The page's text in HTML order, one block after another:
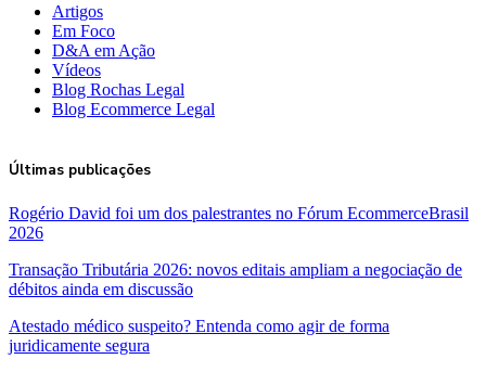
Artigos
Em Foco
D&A em Ação
Vídeos
Blog Rochas Legal
Blog Ecommerce Legal
Últimas publicações
Rogério David foi um dos palestrantes no Fórum EcommerceBrasil
2026
Transação Tributária 2026: novos editais ampliam a negociação de
débitos ainda em discussão
Atestado médico suspeito? Entenda como agir de forma
juridicamente segura